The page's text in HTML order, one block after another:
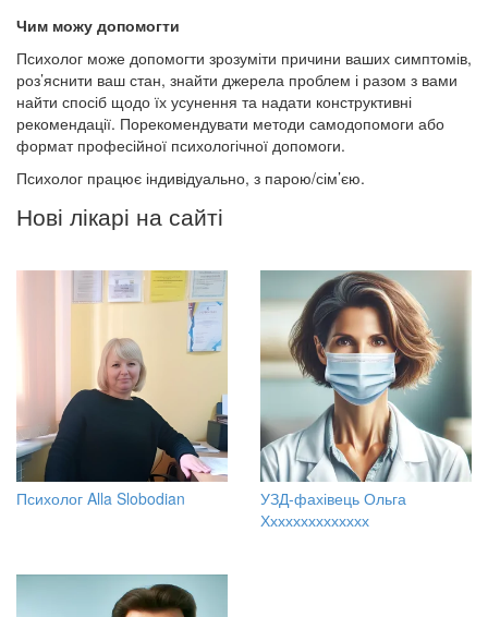
Чим можу допомогти
Психолог може допомогти зрозуміти причини ваших симптомів,
роз’яснити ваш стан, знайти джерела проблем і разом з вами
найти спосіб щодо їх усунення та надати конструктивні
рекомендації. Порекомендувати методи самодопомоги або
формат професійної психологічної допомоги.
Психолог працює індивідуально, з парою/сім’єю.
Нові лікарі на сайті
Психолог Alla Slobodian
УЗД-фахівець Ольга
Хххххххххххххх